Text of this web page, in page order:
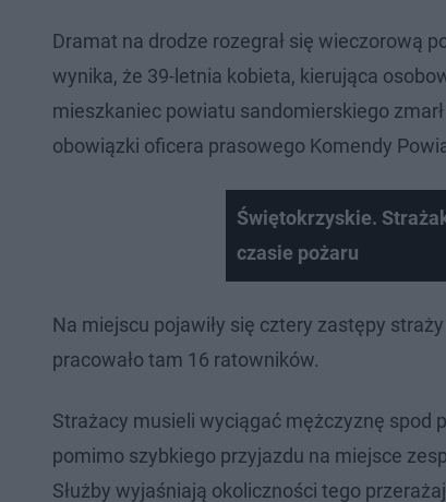
Dramat na drodze rozegrał się wieczorową
wynika, że 39-letnia kobieta, kierująca
mieszkaniec powiatu sandomierskiego
obowiązki oficera prasowego Komendy
Świętokrzyskie.
czasie pożaru
Na miejscu pojawiły się cztery zastępy
pracowało tam 16 ratowników.
Strażacy musieli wyciągać mężczyznę spod
pomimo szybkiego przyjazdu na miejsce
Służby wyjaśniają okoliczności tego